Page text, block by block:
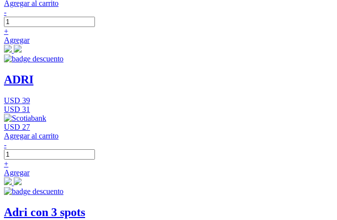
Agregar al carrito
-
+
Agregar
ADRI
USD 39
USD 31
USD 27
Agregar al carrito
-
+
Agregar
Adri con 3 spots